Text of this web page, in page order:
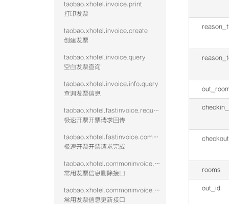
taobao.xhotel.invoice.print
打印发票
taobao.xhotel.invoice.create
创建发票
taobao.xhotel.invoice.query
空白发票查询
taobao.xhotel.invoice.info.query
查询发票信息
taobao.xhotel.fastinvoice.request
极速开票开票请求回传
taobao.xhotel.fastinvoice.complete
极速开票开票请求完成
taobao.xhotel.commoninvoice.remove
常用发票信息删除接口
taobao.xhotel.commoninvoice.update
常用发票信息更新接口
rooms
out_id